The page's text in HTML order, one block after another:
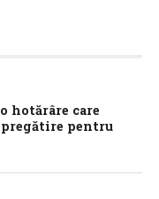
hotărâre care
pentru